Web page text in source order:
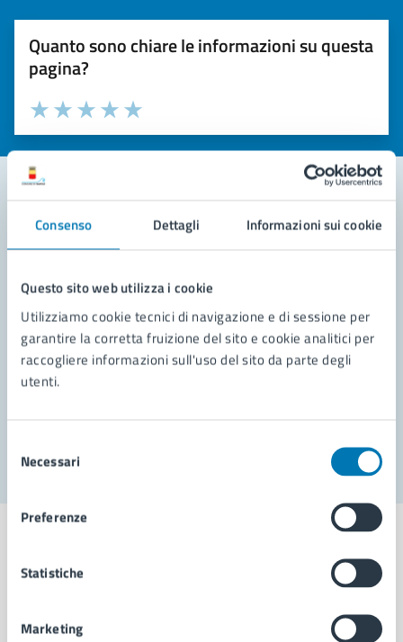
Consenso Dettagli Informazioni sui cookie
Questo sito web utilizza i cookie
Utilizziamo cookie tecnici di navigazione e di sessione per
garantire la corretta fruizione del sito e cookie analitici per
raccogliere informazioni sull'uso del sito da parte degli
utenti.
delNecessari
Preferenze
Statistiche
Marketing
Quanto sono chiare le informazioni su questa
pagina?
Valuta la chiarezza delle informazioni (da 1 a 5 stelle)
Seleziona il numero di stelle per valutare la chiarezza delle
Valuta 5 stelle su 5
Valuta 4 stelle su 5
Valuta 3 stelle su 5
Valuta 2 stelle su 5
Valuta 1 stelle su 5
Contatta il comune
Richiedi assistenza
Prenota appuntamento
Problemi in città